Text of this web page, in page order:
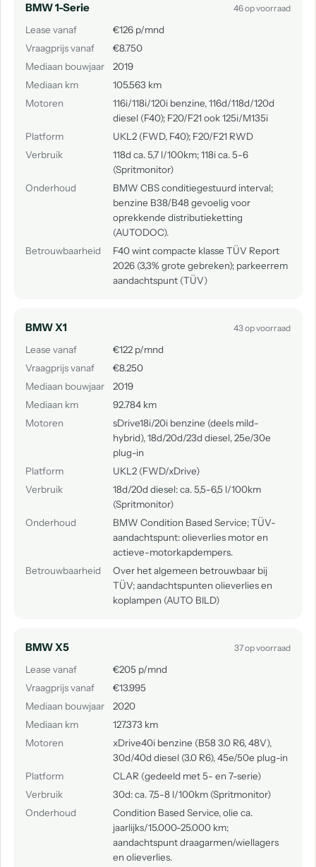
BMW 1-Serie 46 op voorraad
Lease vanaf
€126 p/mnd
Vraagprijs vanaf
€8.750
Mediaan bouwjaar
2019
Mediaan km
105.563 km
Motoren
116i/118i/120i benzine, 116d/118d/120d
diesel (F40); F20/F21 ook 125i/M135i
Platform
UKL2 (FWD, F40); F20/F21 RWD
Verbruik
118d ca. 5,7 l/100km; 118i ca. 5-6
(Spritmonitor)
Onderhoud
BMW CBS conditiegestuurd interval;
benzine B38/B48 gevoelig voor
oprekkende distributieketting
(AUTODOC).
Betrouwbaarheid
F40 wint compacte klasse TÜV Report
2026 (3,3% grote gebreken); parkeerrem
aandachtspunt (TÜV)
BMW X1 43 op voorraad
Lease vanaf
€122 p/mnd
Vraagprijs vanaf
€8.250
Mediaan bouwjaar
2019
Mediaan km
92.784 km
Motoren
sDrive18i/20i benzine (deels mild-
hybrid), 18d/20d/23d diesel, 25e/30e
plug-in
Platform
UKL2 (FWD/xDrive)
Verbruik
18d/20d diesel: ca. 5,5-6,5 l/100km
(Spritmonitor)
Onderhoud
BMW Condition Based Service; TÜV-
aandachtspunt: olieverlies motor en
actieve-motorkapdempers.
Betrouwbaarheid
Over het algemeen betrouwbaar bij
TÜV; aandachtspunten olieverlies en
koplampen (AUTO BILD)
BMW X5 37 op voorraad
Lease vanaf
€205 p/mnd
Vraagprijs vanaf
€13.995
Mediaan bouwjaar
2020
Mediaan km
127.373 km
Motoren
xDrive40i benzine (B58 3.0 R6, 48V),
30d/40d diesel (3.0 R6), 45e/50e plug-in
Platform
CLAR (gedeeld met 5- en 7-serie)
Verbruik
30d: ca. 7,5-8 l/100km (Spritmonitor)
Onderhoud
Condition Based Service, olie ca.
jaarlijks/15.000-25.000 km;
aandachtspunt draagarmen/wiellagers
en olieverlies.